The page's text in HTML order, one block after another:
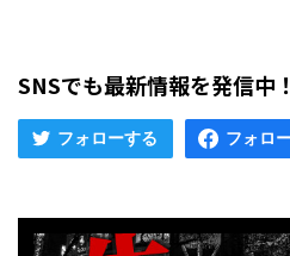
SNSでも最新情報を発信中！